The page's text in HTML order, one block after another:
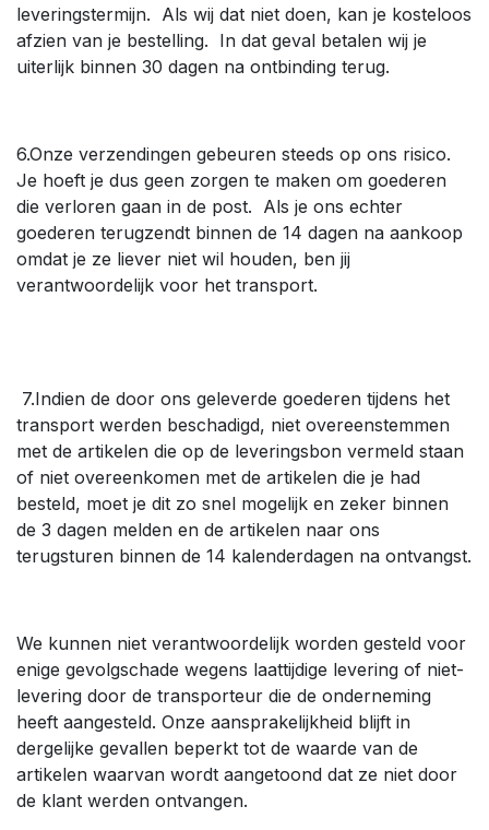
leveringstermijn. Als wij dat niet doen, kan je kosteloos
afzien van je bestelling. In dat geval betalen wij je
uiterlijk binnen 30 dagen na ontbinding terug.
6.Onze verzendingen gebeuren steeds op ons risico.
Je hoeft je dus geen zorgen te maken om goederen
die verloren gaan in de post. Als je ons echter
goederen terugzendt binnen de 14 dagen na aankoop
omdat je ze liever niet wil houden, ben jij
verantwoordelijk voor het transport.
7.Indien de door ons geleverde goederen tijdens het
transport werden beschadigd, niet overeenstemmen
met de artikelen die op de leveringsbon vermeld staan
of niet overeenkomen met de artikelen die je had
besteld, moet je dit zo snel mogelijk en zeker binnen
de 3 dagen melden en de artikelen naar ons
terugsturen binnen de 14 kalenderdagen na ontvangst.
We kunnen niet verantwoordelijk worden gesteld voor
enige gevolgschade wegens laattijdige levering of niet-
levering door de transporteur die de onderneming
heeft aangesteld. Onze aansprakelijkheid blijft in
dergelijke gevallen beperkt tot de waarde van de
artikelen waarvan wordt aangetoond dat ze niet door
de klant werden ontvangen.